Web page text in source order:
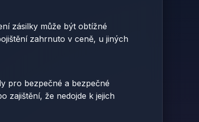
zásilky může být obtížné
zahrnuto v ceně, u jiných
pro bezpečné a bezpečné
zajištění, že nedojde k jejich